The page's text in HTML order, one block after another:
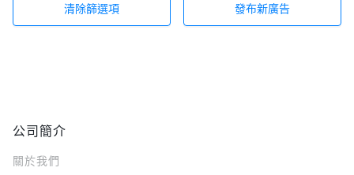
清除篩選項 發布新廣告
公司簡介
關於我們